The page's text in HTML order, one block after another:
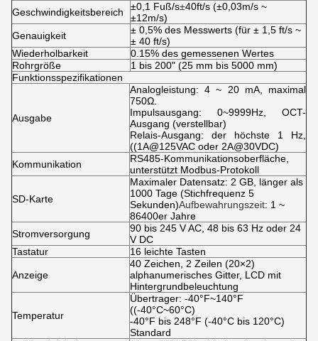
Geschwindigkeitsbereich ±0,1 Fuß/s±40ft/s (±0,03m/s ~
±12m/s)
Genauigkeit
± 0,5% des Messwerts (für ± 1,5 ft/s ~
± 40 ft/s)
Wiederholbarkeit
0.15% des gemessenen Wertes
Rohrgröße
1 bis 200" (25 mm bis 5000 mm)
Funktionsspezifikationen
Ausgabe
Analogleistung: 4 ~ 20 mA, maximal
750Ω.
Impulsausgang: 0~9999Hz, OCT-
Ausgang (verstellbar)
Relais-Ausgang: der höchste 1 Hz,
((1A@125VAC oder 2A@30VDC)
Kommunikation
RS485-Kommunikationsoberfläche,
unterstützt Modbus-Protokoll
SD-Karte
Maximaler Datensatz: 2 GB, länger als
1000 Tage (Stichfrequenz 5
Sekunden)Aufbewahrungszeit: 1 ~
86400er Jahre
Stromversorgung
90 bis 245 V AC, 48 bis 63 Hz oder 24
V DC
Tastatur
16 leichte Tasten
Anzeige
40 Zeichen, 2 Zeilen (20×2)
alphanumerisches Gitter, LCD mit
Hintergrundbeleuchtung
Temperatur
Übertrager: -40°F~140°F
((-40°C~60°C)
-40°F bis 248°F (-40°C bis 120°C)
Standard